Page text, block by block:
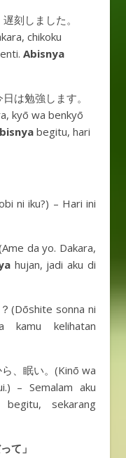
刻しました。
chikoku
Abisnya
は勉強します。
kyō wa benkyō
begitu, hari
ni iku?) – Hari ini
da yo. Dakara,
hujan, jadi aku di
(Dōshite sonna ni
kamu kelihatan
、眠い。(Kinō wa
– Semalam aku
sekarang
て」